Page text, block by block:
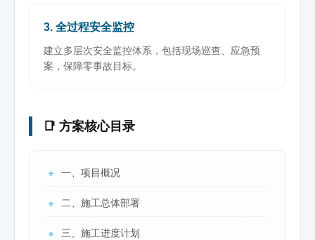
3. 全过程安全监控
建立多层次安全监控体系，包括现场巡查、应急预
案，保障零事故目标。
📑 方案核心目录
🔹 一、项目概况
🔹 二、施工总体部署
🔹 三、施工进度计划